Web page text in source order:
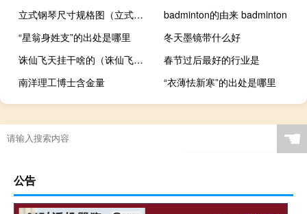
立式钢琴尺寸规格图（立式钢琴尺寸规格）
badminton的由来 badminton
“星翁身姓支”的出处是哪里
冬天墨镜带什么好
诛仙飞天挂干啥的（诛仙飞天挂）
春节过后最好的行业是
南洋理工博士含金量
“衣薄怯新寒”的出处是哪里
☚
公告